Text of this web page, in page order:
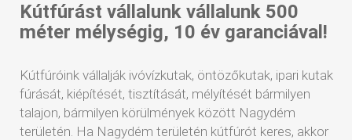
Kútfúrást vállalunk vállalunk 500
méter mélységig, 10 év garanciával!
Kútfúróink vállalják ivóvízkutak, öntözőkutak, ipari kutak
fúrását, kiépítését, tisztítását, mélyítését bármilyen
talajon, bármilyen körülmények között Nagydém
területén. Ha Nagydém területén kútfúrót keres, akkor